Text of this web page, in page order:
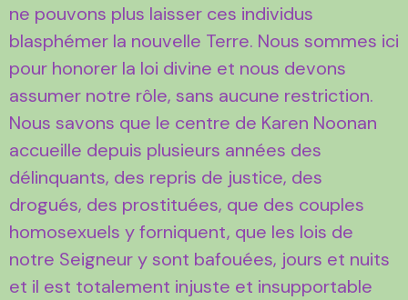
ne pouvons plus laisser ces individus
blasphémer la nouvelle Terre. Nous sommes ici
pour honorer la loi divine et nous devons
assumer notre rôle, sans aucune restriction.
Nous savons que le centre de Karen Noonan
accueille depuis plusieurs années des
délinquants, des repris de justice, des
drogués, des prostituées, que des couples
homosexuels y forniquent, que les lois de
notre Seigneur y sont bafouées, jours et nuits
et il est totalement injuste et insupportable